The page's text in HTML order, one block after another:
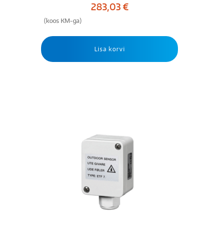
283,03€
(koos KM-ga)
Lisa korvi